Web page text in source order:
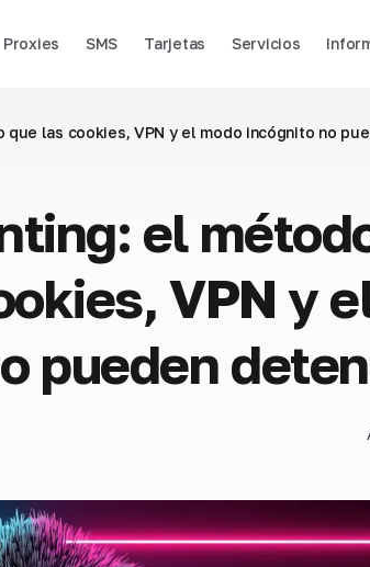
Proxies SMS Tarjetas Servicios
las cookies, VPN y el modo incógnito no
el
VPN y
pueden